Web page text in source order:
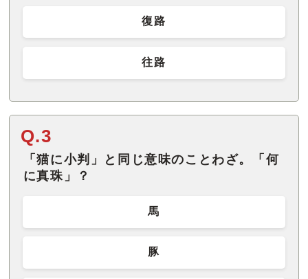
復路
往路
Q.3
「猫に小判」と同じ意味のことわざ。「何
に真珠」？
馬
豚